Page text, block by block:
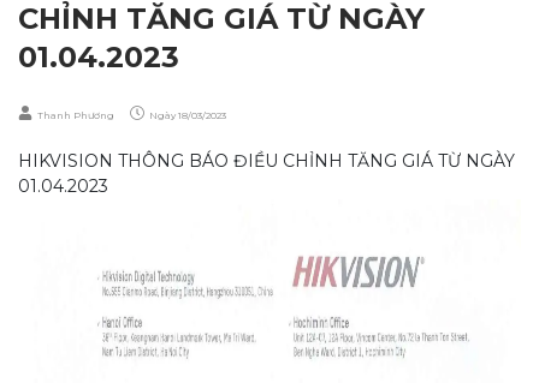
CHỈNH TĂNG GIÁ TỪ NGÀY
01.04.2023
Thanh Phương Ngày 18/03/2023
HIKVISION THÔNG BÁO ĐIỀU CHỈNH TĂNG GIÁ TỪ NGÀY
01.04.2023